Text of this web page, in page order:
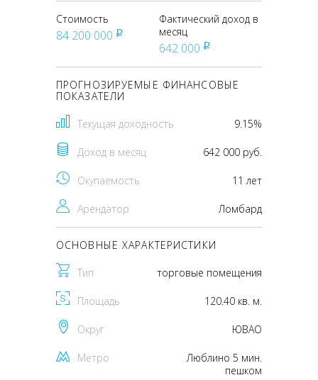
Стоимость
84 200 000 pуб
Фактический доход в
месяц
642 000 pуб
ПРОГНОЗИРУЕМЫЕ ФИНАНСОВЫЕ
ПОКАЗАТЕЛИ
Текущая доходность 9.15%
Доход в месяц 642 000 руб.
Окупаемость 11 лет
Арендатор Ломбард
ОСНОВНЫЕ ХАРАКТЕРИСТИКИ
Тип торговые помещения
Площадь 120.40 кв. м.
Округ ЮВАО
Метро
Люблино 5 мин.
пешком